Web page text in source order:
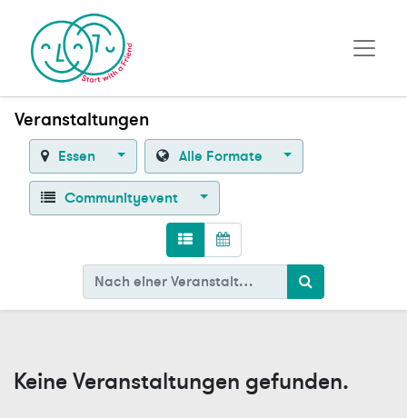
Veranstaltungen
Essen Alle Formate
Communityevent
Keine Veranstaltungen gefunden.